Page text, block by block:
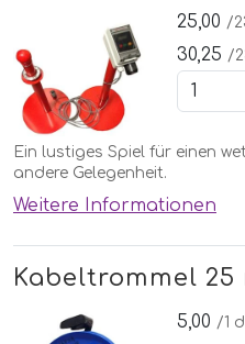
25,00 /
30,25 /
Ein lustiges Spiel für einen
andere Gelegenheit.
Weitere Informationen
Kabeltrommel 25
5,00 /1